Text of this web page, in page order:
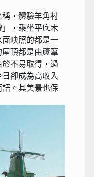
，體驗羊角村
，乘坐平底木
映照的都是一
頂都是由蘆葦
不易取得，過
卻成為高收入
。其美景也保